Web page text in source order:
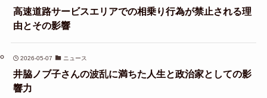
高速道路サービスエリアでの相乗り行為が禁止される理
由とその影響
2026-05-07 ニュース
井脇ノブ子さんの波乱に満ちた人生と政治家としての影
響力